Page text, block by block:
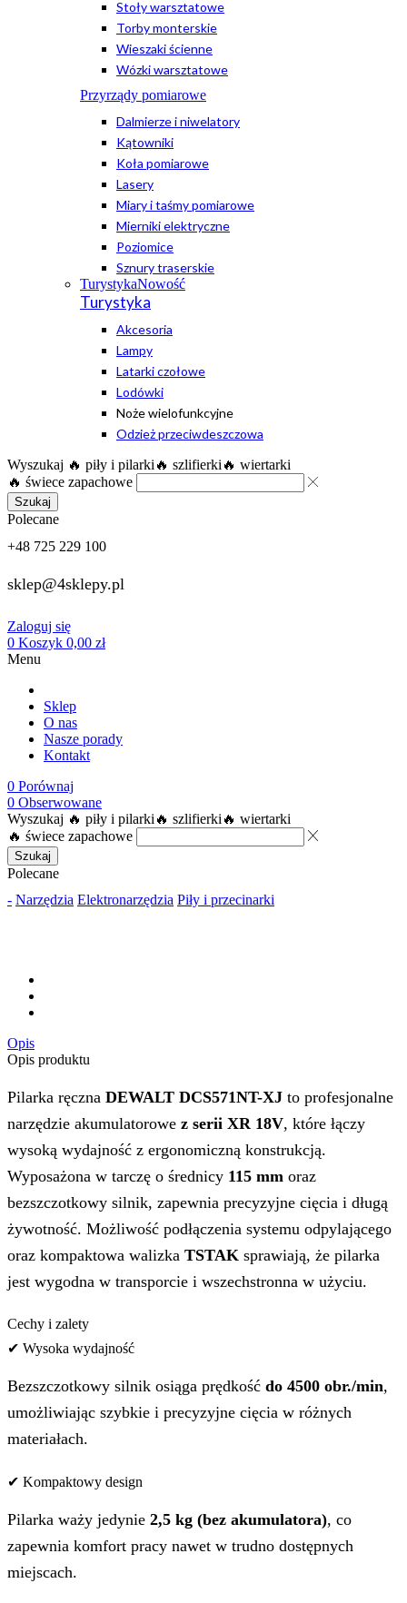
Stoły warsztatowe
Torby monterskie
Wieszaki ścienne
Wózki warsztatowe
Przyrządy pomiarowe
Dalmierze i niwelatory
Kątowniki
Koła pomiarowe
Lasery
Miary i taśmy pomiarowe
Mierniki elektryczne
Poziomice
Sznury traserskie
TurystykaNowość
Turystyka
Akcesoria
Lampy
Latarki czołowe
Lodówki
Noże wielofunkcyjne
Odzież przeciwdeszczowa
Wyszukaj 🔥 piły i pilarki 🔥 szlifierki 🔥 wiertarki
🔥 świece zapachowe
Szukaj
Polecane
+48 725 229 100
sklep@4sklepy.pl
Zaloguj się
0 Koszyk 0,00 zł
Menu
Sklep
O nas
Nasze porady
Kontakt
0 Porównaj
0 Obserwowane
Wyszukaj 🔥 piły i pilarki 🔥 szlifierki 🔥 wiertarki
🔥 świece zapachowe
Szukaj
Polecane
- Narzędzia Elektronarzędzia Piły i przecinarki
Opis
Opis produktu
Pilarka ręczna DEWALT DCS571NT-XJ to profesjonalne
narzędzie akumulatorowe z serii XR 18V, które łączy
wysoką wydajność z ergonomiczną konstrukcją.
Wyposażona w tarczę o średnicy 115 mm oraz
bezszczotkowy silnik, zapewnia precyzyjne cięcia i długą
żywotność. Możliwość podłączenia systemu odpylającego
oraz kompaktowa walizka TSTAK sprawiają, że pilarka
jest wygodna w transporcie i wszechstronna w użyciu.
Cechy i zalety
✔ Wysoka wydajność
Bezszczotkowy silnik osiąga prędkość do 4500 obr./min,
umożliwiając szybkie i precyzyjne cięcia w różnych
materiałach.
✔ Kompaktowy design
Pilarka waży jedynie 2,5 kg (bez akumulatora), co
zapewnia komfort pracy nawet w trudno dostępnych
miejscach.